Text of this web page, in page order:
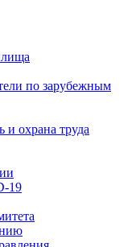
по зарубежным
и охрана труда